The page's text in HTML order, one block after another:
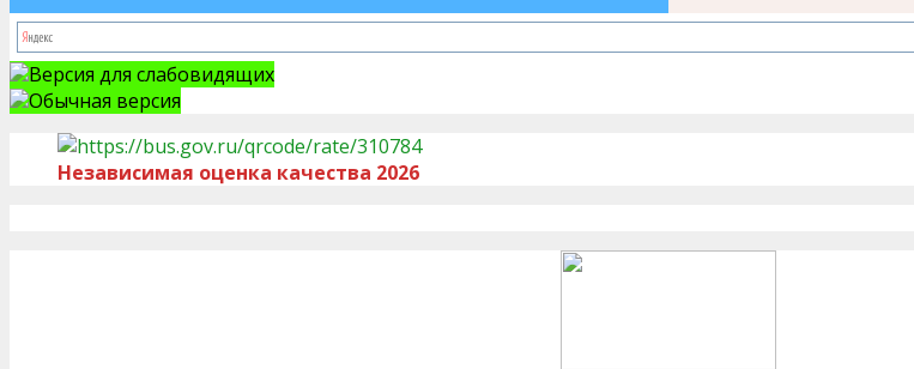
Версия для слабовидящих
Обычная версия
Независимая оценка качества 2026